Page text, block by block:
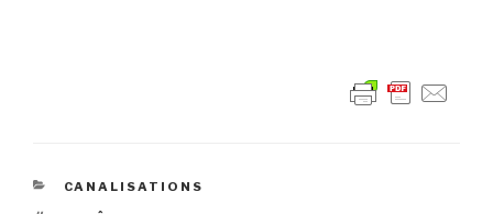
CATÉGORIES
CANALISATIONS